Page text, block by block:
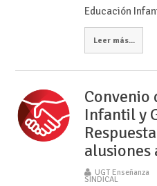
Educación
Leer más...
Convenio
Infantil y
alusiones
UGT Enseñanza
SINDICAL